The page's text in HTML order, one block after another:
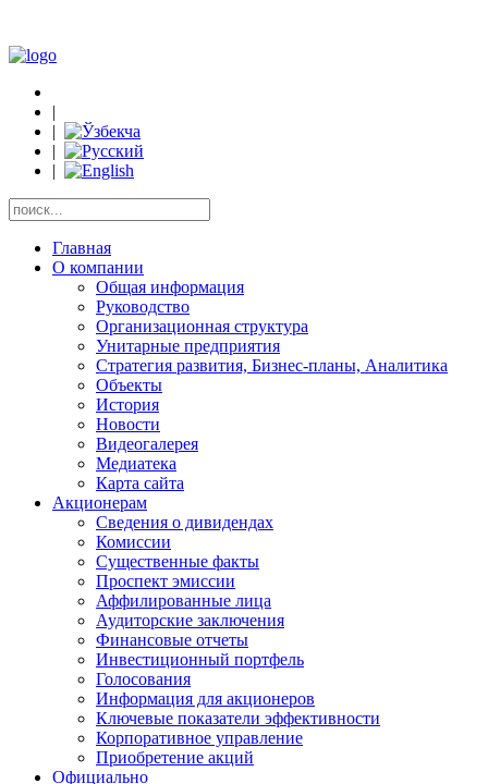
|
|
|
|
Главная
О компании
Общая информация
Руководство
Организационная структура
Унитарные предприятия
Стратегия развития, Бизнес-планы, Аналитика
Объекты
История
Новости
Видеогалерея
Медиатека
Карта сайта
Акционерам
Сведения о дивидендах
Комиссии
Существенные факты
Проспект эмиссии
Аффилированные лица
Аудиторские заключения
Финансовые отчеты
Инвестиционный портфель
Голосования
Информация для акционеров
Ключевые показатели эффективности
Корпоративное управление
Приобретение акций
Официально